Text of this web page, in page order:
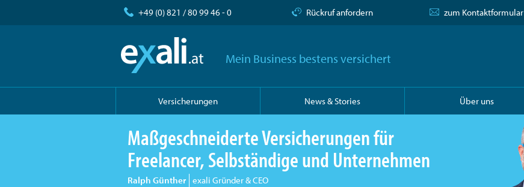
+49 (0) 821 / 80 99 46 - 0 Rückruf anfordern zum Kontaktformular
Mein Business bestens versichert
Versicherungen News & Stories Über uns
Maßgeschneiderte Versicherungen für
Freelancer, Selbständige und Unternehmen
Ralph Günther exali Gründer & CEO